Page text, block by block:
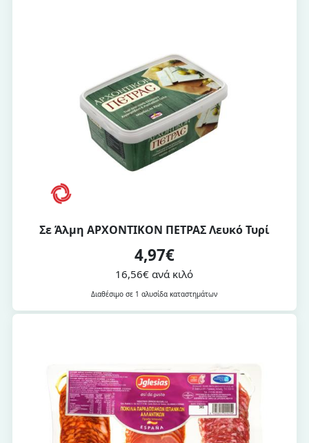
Σε Άλμη ΑΡΧΟΝΤΙΚΟΝ ΠΕΤΡΑΣ Λευκό Τυρί
4,97€
16,56€ ανά κιλό
Διαθέσιμο σε 1 αλυσίδα καταστημάτων